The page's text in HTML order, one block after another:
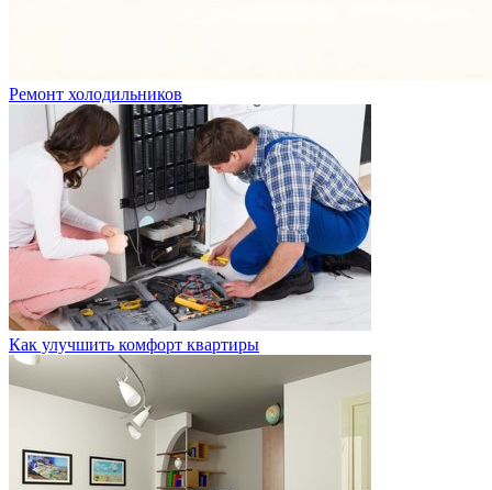
Ремонт холодильников
Как улучшить комфорт квартиры